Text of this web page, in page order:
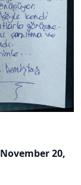
November 20,